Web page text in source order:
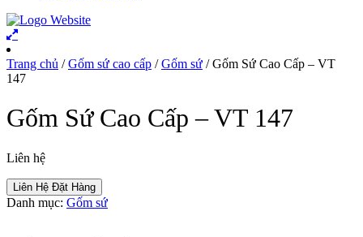
Trang chủ /Gốm sứ cao cấp /Gốm sứ / Gốm Sứ Cao Cấp – VT
147
Gốm Sứ Cao Cấp – VT 147
Liên hệ
Liên Hệ Đặt Hàng
Danh mục: Gốm sứ